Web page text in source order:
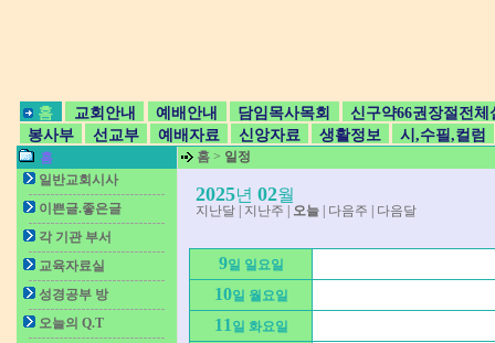
홈 교회안내 예배안내 담임목사목회
신구약66권장절전
봉사부
선교부 예배자료 신앙자료 생활정보 시,수필,컬럼
홈
일반교회시사
이쁜글.좋은글
각 기관 부서
교육자료실
성경공부 방
오늘의 Q.T
홈 > 일정
2025년 02월
지난달 지난주 오늘 다음주 다음달
9일 일요일
10일 월요일
11 일 화요일